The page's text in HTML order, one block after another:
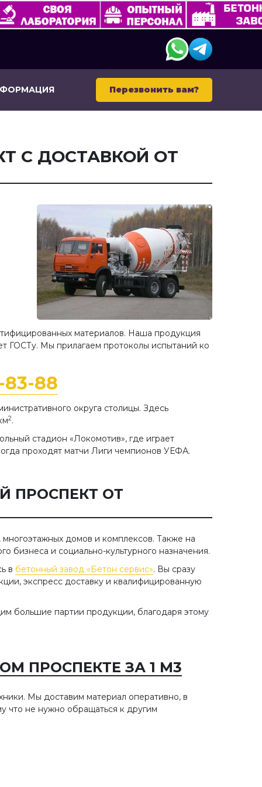
Перезвонить вам?
С ДОСТАВКОЙ ОТ
материалов. Наша продукция
ГОСТу. Мы прилагаем протоколы испытаний ко
83-88
округа столицы. Здесь
2.
стадион «Локомотив», где играет
проходят матчи Лиги чемпионов УЕФА.
ПРОСПЕКТ ОТ
многоэтажных домов и комплексов. Также на
бизнеса и социально-культурного назначения.
в бетонный завод «Бетон сервис». Вы сразу
экспресс доставку и квалифицированную
большие партии продукции, благодаря этому
ПРОСПЕКТЕ ЗА 1 М3
Мы доставим материал оперативно, в
что не нужно обращаться к другим